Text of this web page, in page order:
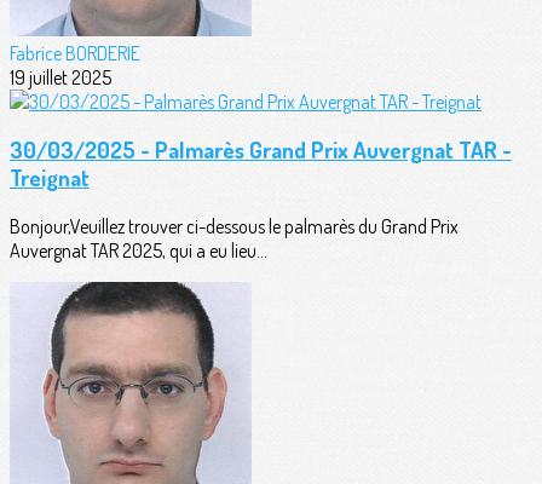
Fabrice BORDERIE
19 juillet 2025
30/03/2025 - Palmarès Grand Prix Auvergnat TAR -
Treignat
Bonjour,Veuillez trouver ci-dessous le palmarès du Grand Prix
Auvergnat TAR 2025, qui a eu lieu...